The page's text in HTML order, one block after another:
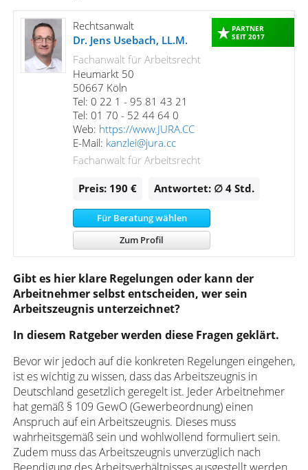
PARTNER
SEIT 2017
Rechtsanwalt
Dr. Jens Usebach, LL.M.
Fachanwalt für Arbeitsrecht
Heumarkt 50
50667 Köln
Tel: 0 22 1 - 95 81 43 21
Tel: 01 70 - 52 44 64 0
Web: https://www.JURA.CC
E-Mail: kanzlei@jura.cc
Fachanwalt für Arbeitsrecht
Preis: 190 € Antwortet: ∅ 4Std.
Für Beratung wählen
Zum Profil
Gibt es hier klare Regelungen oder kann der
Arbeitnehmer selbst entscheiden, wer sein
Arbeitszeugnis unterzeichnet?
In diesem Ratgeber werden diese Fragen geklärt.
Bevor wir jedoch auf die konkreten Regelungen eingehen,
ist es wichtig zu wissen, dass das Arbeitszeugnis in
Deutschland gesetzlich geregelt ist. Jeder Arbeitnehmer
hat gemäß § 109 GewO (Gewerbeordnung) einen
Anspruch auf ein Arbeitszeugnis. Dieses muss
wahrheitsgemäß sein und wohlwollend formuliert sein.
Zudem muss das Arbeitszeugnis unverzüglich nach